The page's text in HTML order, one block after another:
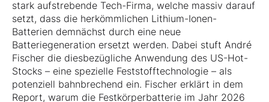
stark aufstrebende Tech-Firma, welche massiv darauf
setzt, dass die herkömmlichen Lithium-Ionen-
Batterien demnächst durch eine neue
Batteriegeneration ersetzt werden. Dabei stuft André
Fischer die diesbezügliche Anwendung des US-Hot-
Stocks – eine spezielle Feststofftechnologie – als
potenziell bahnbrechend ein. Fischer erklärt in dem
Report, warum die Festkörperbatterie im Jahr 2026